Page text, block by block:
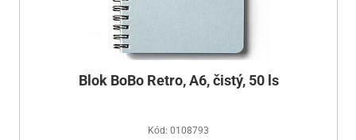
Blok BoBo Retro, A6, čistý, 50 ls
Kód: 0108793